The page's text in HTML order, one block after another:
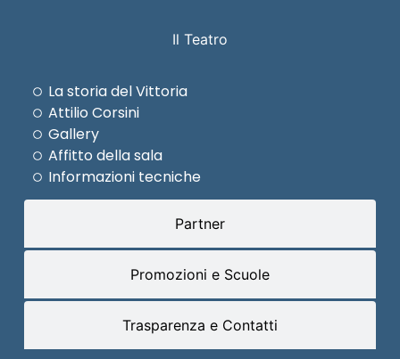
Il Teatro
Partner
Promozioni e Scuole
Trasparenza e Contatti
La storia del Vittoria
Attilio Corsini
Gallery
Affitto della sala
Informazioni tecniche